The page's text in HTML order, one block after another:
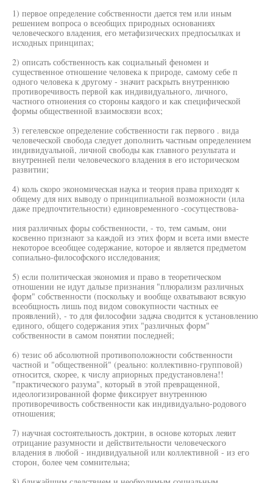
1) первое определение собственности дается тем или иным
решением вопроса о всеобщих природных основаниях
человеческого владения, его метафизических предпосылках и
исходных принципах;
2) описать собственность как социальный феномен и
существенное отношение человека к природе, самому себе п
одного человека к другому - значит раскрыть внутреннюю
противоречивость первой как индивидуального, личного,
частного отноиения со стороны каядого и как специфической
формы общественной взаимосвязи всох;
3) гегелевское определение собственности гак первого . вида
человеческой свобода следует дополнить частным определением
индивидуальной, личной свободы как главного результата и
внутренней пели человеческого владения в его историческом
развитии;
4) коль скоро экономическая наука и теория права приходят к
общему для них выводу о принципиальной возможности (ила
даже предпочтительности) единовременного -сосутцествова-
ния различных форы собственности, - то, тем самым, они
косвенно признают за каждой из этих форм и всета ими вместе
некоторое всеобщее содержание, которое и является предметом
сопиально-философского исследования;
5) если политическая экономия и право в теоретическом
отношении не идут далызе признания "плюрализм различных
форм" собственности (поскольку и вообще охватывают всякую
всеобщность лишь под видом совокупности частных ее
проявлений), - то для философии задача сводится к установлению
единого, общего содержания этих "различных форм"
собственности в самом понятии последней;
6) тезис об абсолютной противоположности собственности
частной и "общественной" (реально: коллективно-групповой)
относится, скорее, к числу априорных предустановлена!!
"практического разума", который в этой превращенной,
идеологизированной форме фиксирует внутреннюю
противоречивость собственности как индивидуально-родового
отношения;
7) научная состоятельность доктрин, в основе которых леяит
отрицание разумности и действительности человеческого
владения в любой - индивидуальной или коллективной - из его
сторон, более чем сомнительна;